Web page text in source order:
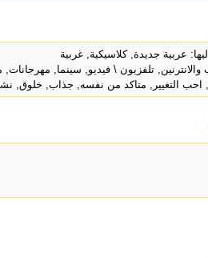
عربية جديدة, كلاسيكية, غربية
تلفزيون \ فيديو, سينما,
التغيير, متاكد من نفسه, جذاب, خلوق,